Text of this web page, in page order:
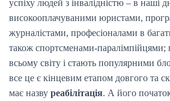
успіху людей з інвалідністю – в наші
високооплачуваними юристами,
журналістами, професіоналами в
також спортсменами-
всьому світу і стають популярними
все це є кінцевим етапом довгого та
має назву реабілітація. А його